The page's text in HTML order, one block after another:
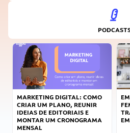
MARKETING DIGITAL: COMO
CRIAR UM PLANO, REUNIR
IDEIAS DE EDITORIAIS E
MONTAR UM CRONOGRAMA
MENSAL